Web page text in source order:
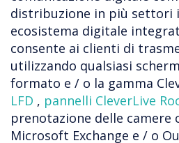
distribuzione in più settori
ecosistema digitale
consente ai clienti di
utilizzando qualsiasi
formato e / o la gamma
LFD , pannelli CleverLive
prenotazione delle camere
Microsoft Exchange e / o